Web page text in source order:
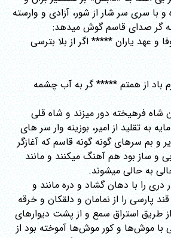
با سری سر شار از شور، آزادی و وارسته
گر صدای قاسم گوش میدهد:
و عهد یاران ***** اگر از بلا بترسی
باد از همتم ***** گر به آب چشمه
فرهیخته دور میزند و شاه قلی
به تقلید از امیر، بوزینه وار سر های
و بم سرهای گونه گونه قاسم که آغازگر
و ساز بود هم آهنگ میکنند و مانند
به حالی میشوند.
دری را با دهان گشاد و دره مانند و
پارسی را از نمامان و دلقکان و خرقه
طریق استراق سمع و از پشت دیوارهای
موش‌ها و کور موش‌ها آموخته بود از